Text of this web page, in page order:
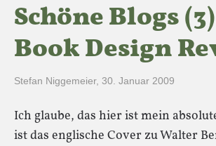
Schöne Blogs
Book Design
Stefan Niggemeier, 30. Januar 2009
Ich glaube, das hier ist mein
ist das englische Cover zu Walter